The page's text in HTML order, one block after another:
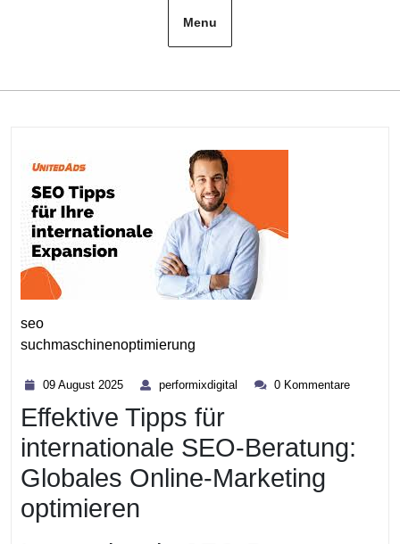
Menu
seo
suchmaschinenoptimierung
09 August 2025
2025
performixdigital performixdigital
0 Kommentare
Effektive Tipps für
internationale SEO-Beratung:
Globales Online-Marketing
optimieren